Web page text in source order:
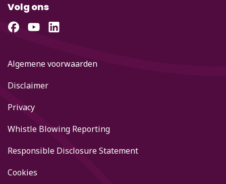
Volg ons
Algemene voorwaarden
Disclaimer
Privacy
Whistle Blowing Reporting
Responsible Disclosure Statement
Cookies